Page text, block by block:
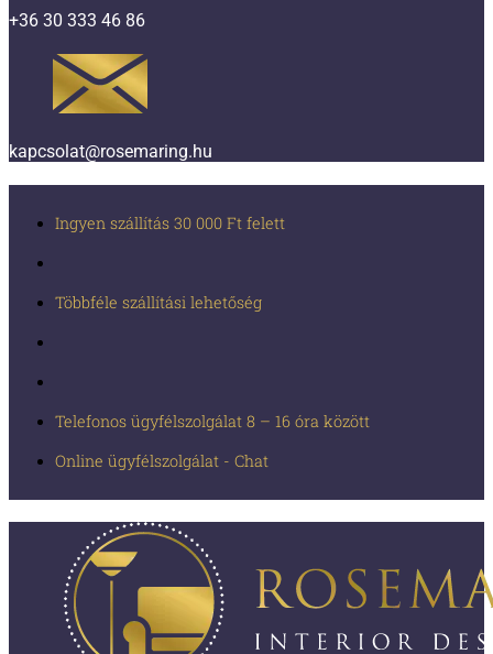
+36 30 333 46 86
kapcsolat@rosemaring.hu
Ingyen szállítás 30 000 Ft felett
Többféle szállítási lehetőség
Telefonos ügyfélszolgálat 8 – 16 óra között
Online ügyfélszolgálat - Chat